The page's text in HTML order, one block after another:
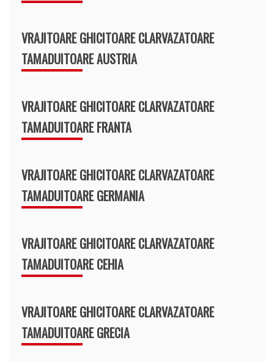
VRAJITOARE GHICITOARE CLARVAZATOARE
TAMADUITOARE AUSTRIA
VRAJITOARE GHICITOARE CLARVAZATOARE
TAMADUITOARE FRANTA
VRAJITOARE GHICITOARE CLARVAZATOARE
TAMADUITOARE GERMANIA
VRAJITOARE GHICITOARE CLARVAZATOARE
TAMADUITOARE CEHIA
VRAJITOARE GHICITOARE CLARVAZATOARE
TAMADUITOARE GRECIA